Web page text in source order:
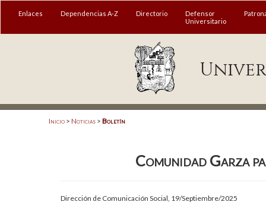
MENÚ
Enlaces Dependencias A-Z Directorio
Defensor
Universitario
Inicio > Noticias > Boletín
Comunidad Garza
Dirección de Comunicación Social, 19/Septiembre/2025